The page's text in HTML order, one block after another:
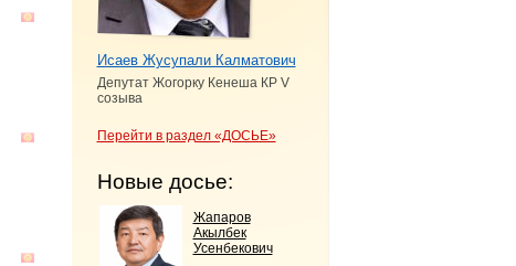
Исаев Жусупали Калматович
Депутат Жогорку Кенеша КР V
созыва
Перейти в раздел «ДОСЬЕ»
Новые досье:
Жапаров
Акылбек
Усенбекович